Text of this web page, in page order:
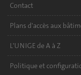
Contact
Plans d'accès aux
L'UNIGE de A à Z
Politique et